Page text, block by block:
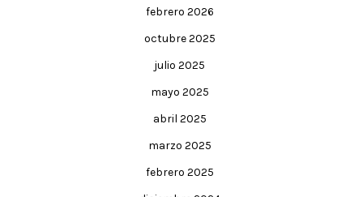
febrero 2026
octubre 2025
julio 2025
mayo 2025
abril 2025
marzo 2025
febrero 2025